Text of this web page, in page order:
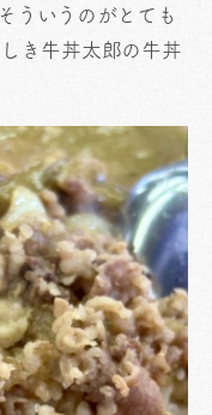
ういうのがとても
き牛丼太郎の牛丼